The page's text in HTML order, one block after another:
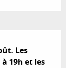
Les
19h et les